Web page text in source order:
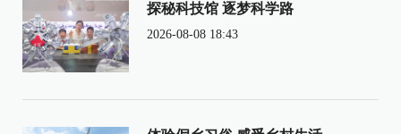
探秘科技馆 逐梦科学路
2026-08-08 18:43